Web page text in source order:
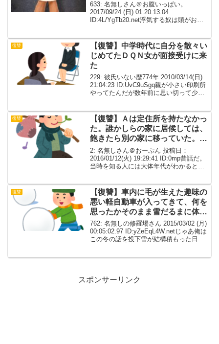
633: 名無しさん＠お腹いっぱい。
2017/09/24 (日) 01:20:13.04
ID:4L/YgTb20.net浮気する奴は頭がおか
のつもりでドヤ顔してる...
復讐
【復讐】中学時代に自分を散々い
じめてたＤＱＮ女が面接受けに来
た
229: 彼氏いない歴774年 2010/03/14(日)
21:04:23 ID:UvC9uSgq親が小さい印刷所
やってたんだが数年前に思い切って少し
さまで最近少し忙...
復讐
【復讐】Ａは定住所を持たなかっ
た。誰かしらの家に居候しては、
飽きたら別の家に移っていた。Ａ
はスナフキンのような旅人でもあ
った。
2: 名無しさん＠おーぷん 投稿日：
2016/01/12(火) 19:29:41 ID:0mp昔話だ。
当時を知る人には大体年代がわかると思
に居候しては、飽きたら別の家に...
復讐
【復讐】車内に毛が生えた趣味の
悪い軽自動車が入ってきて、何を
思ったかそのまま雪だるまに体当
たりした！！ ギャン泣きする子
供達
762: 名無しの修羅場さん 2015/03/02 (月)
00:05:02.97 ID:yZeEqL4W.netじゃあ俺は
この冬の話を投下雪が結構積もった日に
スポンサーリンク